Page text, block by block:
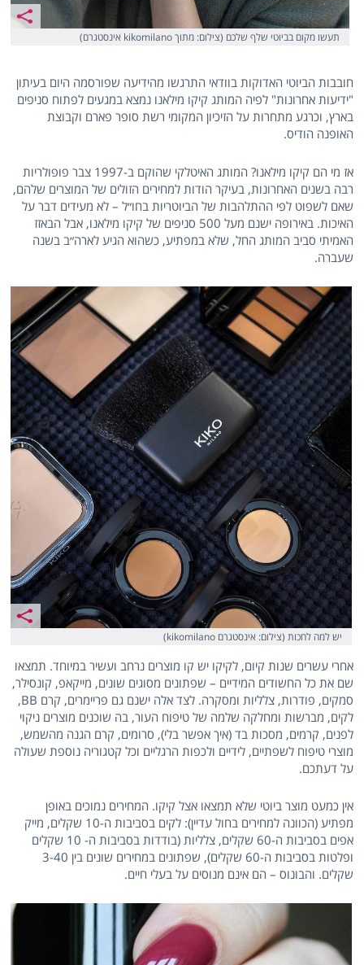
תעשו מקום בביוטי שלף שלכם (צילום: מתוך kikomilano אינסטגרם)
חובבות הביוטי האדוקות בוודאי התרגשו מהידיעה שפורסמה היום בעיתון
"ידיעות אחרונות" לפיה המותג קיקו מילאנו נמצא במגעים לפתוח סניפים
בארץ, וכרגע מתחרות על הזיכיון המקומי רשת סופר פארם וקבוצת
האופנה הודיס.
אז מי הם קיקו מילאנו? המותג האיטלקי שהוקם ב-1997 צבר פופולריות
רבה בשנים האחרונות, בעיקר הודות למחירים הזולים של המוצרים שלהם,
שאם לשפוט לפי ההתלהבות של הביוטריות בחו״ל – לא מעידים דבר על
האיכות. באירופה ישנם מעל 500 סניפים של קיקו מילאנו, אבל הבאזז
האמיתי סביב המותג החל, שלא במפתיע, כשהוא הגיע לארה״ב בשנה
שעברה.
יש למה לחכות (צילום: אינסטגרם kikomilano)
אחרי עשרים שנות קיום, לקיקו יש קו מוצרים נרחב ועשיר במיוחד. תמצאו
שם את כל החשודים המידיים – שפתונים מסוגים שונים, מייקאפ, קונסילר,
סמקים, פודרות, צלליות ומסקרה. לצד אלה ישנם גם פריימרים, קרם BB,
לקים, מברשות ומחלקה שלמה של טיפוח העור, בה שוכנים מוצרים ניקוי
לפנים, קרמים, מסכות בד (איך אפשר בלי), סרומים, קרם הגנה מהשמש,
מוצרי טיפוח לשפתיים, לידיים ולכפות הרגליים וכל קטגוריה נוספת שעולה
על דעתכם.
אין כמעט מוצר ביוטי שלא תמצאו אצל קיקו. המחירים נמוכים באופן
מפתיע (הכוונה למחירים בחול עדיין): לקים בסביבות ה-10 שקלים, מייק
אפים בסביבות ה-60 שקלים, צלליות (בודדות בסביבות ה- 10 שקלים
ופלטות בסביבות ה-60 שקלים), שפתונים במחירים שונים בין 3-40
שקלים. והבונוס – הם אינם מנוסים על בעלי חיים.